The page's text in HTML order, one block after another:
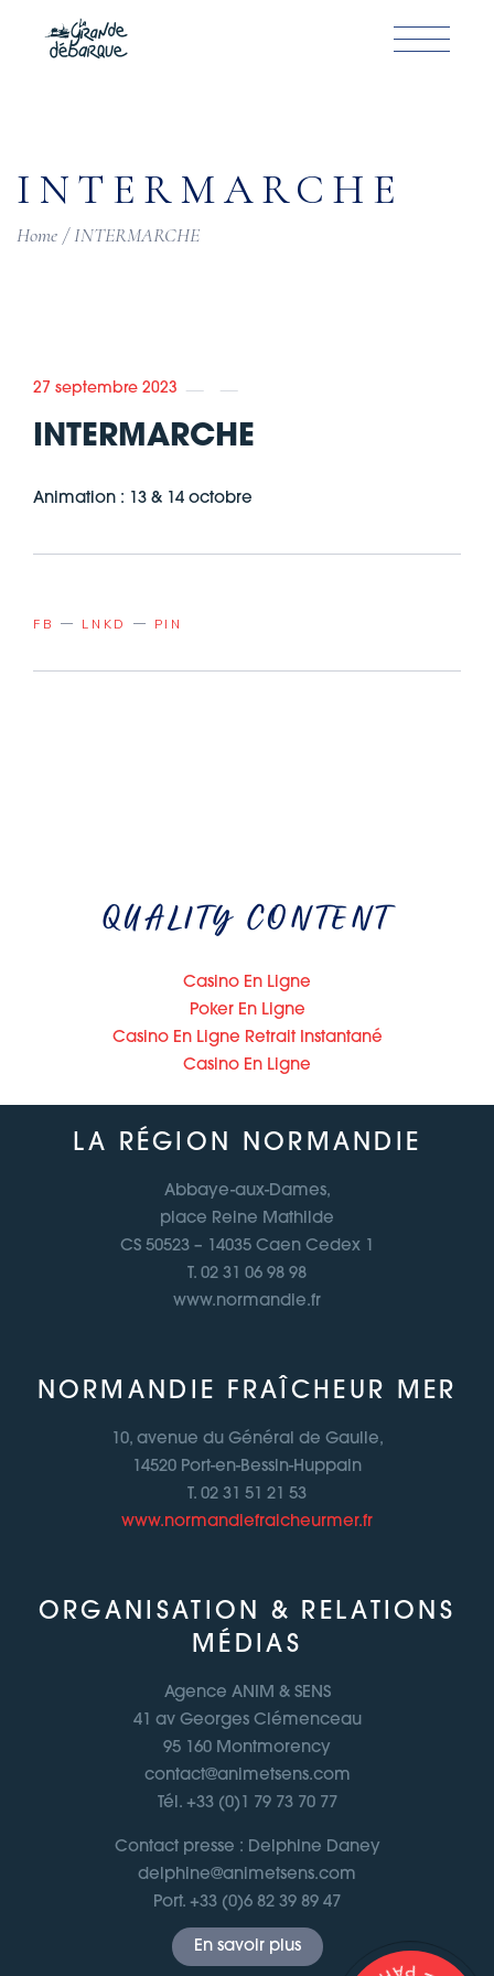
content
INTERMARCHE
Home INTERMARCHE
27 septembre 2023
INTERMARCHE
Animation : 13 & 14 octobre
FB LNKD PIN
QUALITY CONTENT
Casino En Ligne
Poker En Ligne
Casino En Ligne Retrait Instantané
Casino En Ligne
LA RÉGION NORMANDIE
Abbaye-aux-Dames,
place Reine Mathilde
CS 50523 – 14035 Caen Cedex 1
T. 02 31 06 98 98
www.normandie.fr
NORMANDIE FRAÎCHEUR MER
10, avenue du Général de Gaulle,
14520 Port-en-Bessin-Huppain
T. 02 31 51 21 53
www.normandiefraicheurmer.fr
ORGANISATION & RELATIONS
MÉDIAS
Agence ANIM & SENS
41 av Georges Clémenceau
95 160 Montmorency
contact@animetsens.com
Tél. +33 (0)1 79 73 70 77
Contact presse : Delphine Daney
delphine@animetsens.com
Port. +33 (0)6 82 39 89 47
En savoir plus